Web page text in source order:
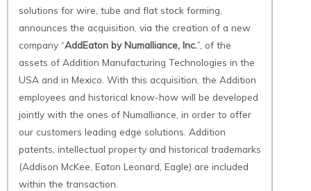
solutions for wire, tube and flat stock forming,
announces the acquisition, via the creation of a new
company “AddEaton by Numalliance, Inc.”, of the
assets of Addition Manufacturing Technologies in the
USA and in Mexico. With this acquisition, the Addition
employees and historical know-how will be developed
jointly with the ones of Numalliance, in order to offer
our customers leading edge solutions. Addition
patents, intellectual property and historical trademarks
(Addison McKee, Eaton Leonard, Eagle) are included
within the transaction.